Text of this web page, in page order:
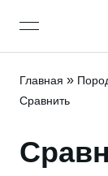
open
Главная »
Сравнить